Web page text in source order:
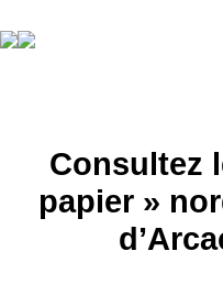
Consultez
papier »